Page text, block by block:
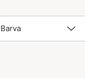
Barva